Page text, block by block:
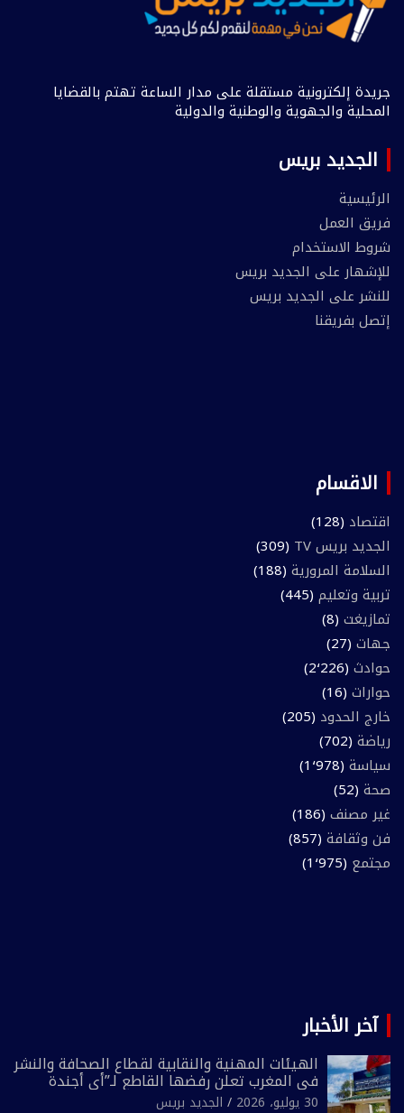
جريدة إلكترونية مستقلة على مدار الساعة تهتم بالقضايا
المحلية والجهوية والوطنية والدولية
الجديد بريس
الرئيسية
فريق العمل
شروط الاستخدام
للإشهار على الجديد بريس
للنشر على الجديد بريس
إتصل بفريقنا
الاقسام
اقتصاد (128)
الجديد بريس TV
(309)
السلامة المرورية (188)
تربية وتعليم (445)
تمازيغت (8)
جهات (27)
حوادث (2٬226)
حوارات (16)
خارج الحدود (205)
رياضة (702)
سياسة (1٬978)
صحة (52)
غير مصنف (186)
فن وثقافة (857)
مجتمع (1٬975)
آخر الأخبار
الهيئات المهنية والنقابية لقطاع الصحافة والنشر
في المغرب تعلن رفضها القاطع لـ”أي أجندة
انتخابية مُعدة على مقاس سياسي ومصلحي
30 يوليو، 2026 الجديد بريس